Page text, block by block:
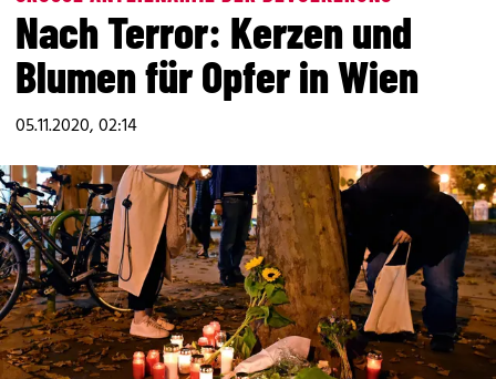
Nach Terror: Kerzen und
Blumen für Opfer in Wien
05.11.2020, 02:14